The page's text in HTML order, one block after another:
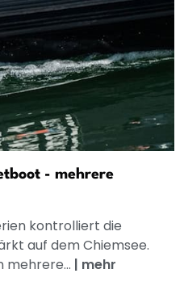
- mehrere
kontrolliert die
auf dem Chiemsee.
mehrere... | mehr